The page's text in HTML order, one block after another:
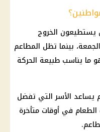
يستطيعون الخروج
بينما تظل المطاعم
حتى 1 صباحًا، وهو ما يناسب طبيعة الحركة
يساعد الأسر التي تفضل
في أوقات متأخرة